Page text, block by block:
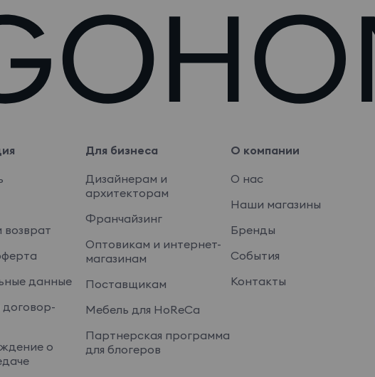
возврат
данные
договор-
о
Для бизнеса
Дизайнерам и
архитекторам
Франчайзинг
Оптовикам и интернет-
магазинам
Поставщикам
Мебель для HoReCa
Партнерская программа
для блогеров
О компании
О нас
Наши магазины
Бренды
События
Контакты